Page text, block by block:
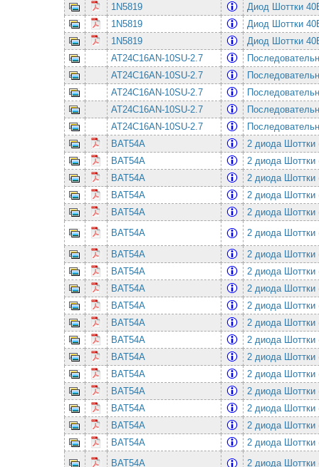
1N5819
Диод Шоттки
1N5819
Диод Шоттки
1N5819
Диод Шоттки
AT24C16AN-10SU-2.7
AT24C16AN-10SU-2.7
AT24C16AN-10SU-2.7
AT24C16AN-10SU-2.7
AT24C16AN-10SU-2.7
BAT54A
2 диода
BAT54A
2 диода
BAT54A
2 диода
BAT54A
2 диода
BAT54A
2 диода
BAT54A
2 диода
BAT54A
2 диода
BAT54A
2 диода
BAT54A
2 диода
BAT54A
2 диода
BAT54A
2 диода
BAT54A
2 диода
BAT54A
2 диода
BAT54A
2 диода
BAT54A
2 диода
BAT54A
2 диода
BAT54A
2 диода
BAT54A
2 диода
BAT54A
2 диода